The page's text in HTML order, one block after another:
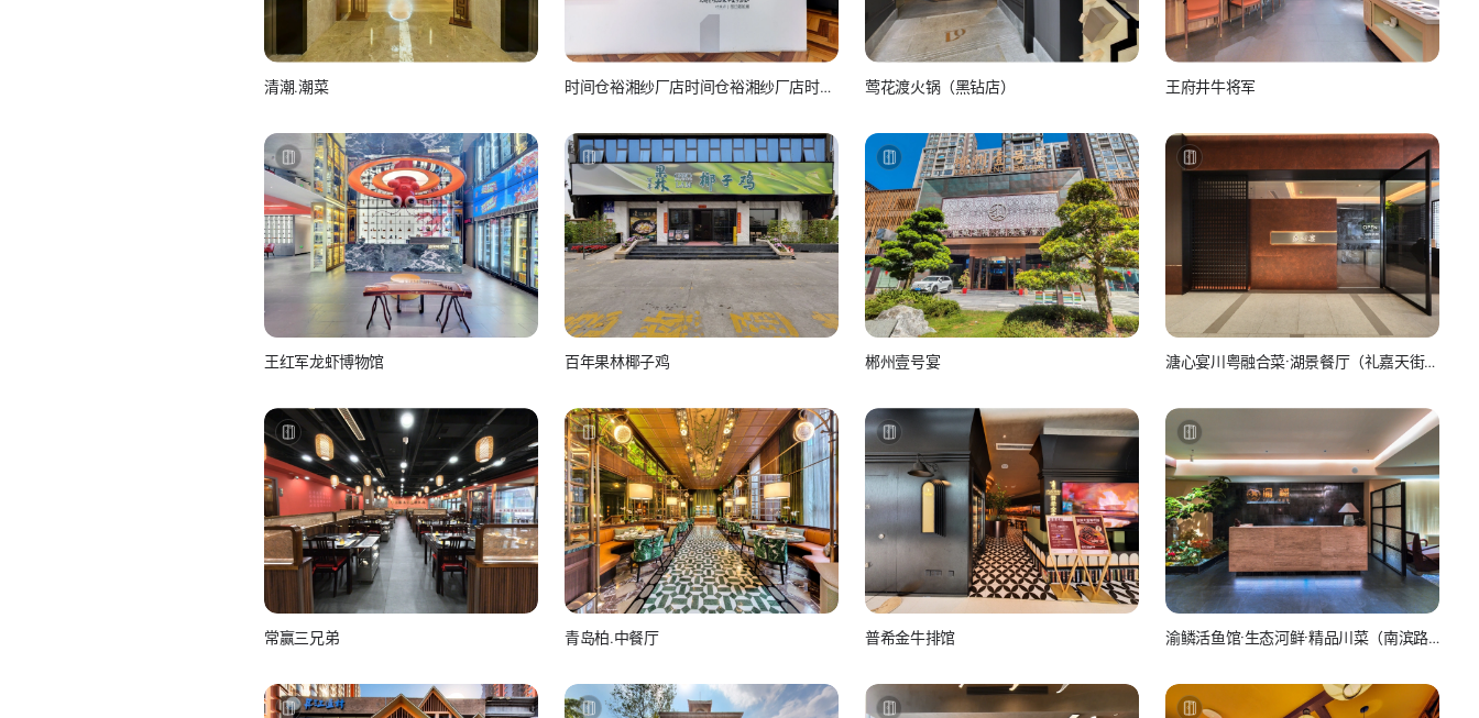
清潮.潮菜
时间仓裕湘纱厂店时间仓裕湘纱厂店时间
莺花渡火锅（黑钻店） 王府井牛将军
王红军龙虾博物馆 百年果林椰子鸡 郴州壹号宴
溏心宴川粤融合菜·湖景餐厅（礼嘉天街北
常赢三兄弟 青岛柏.中餐厅 普希金牛排馆
渝鳞活鱼馆·生态河鲜·精品川菜（南滨路